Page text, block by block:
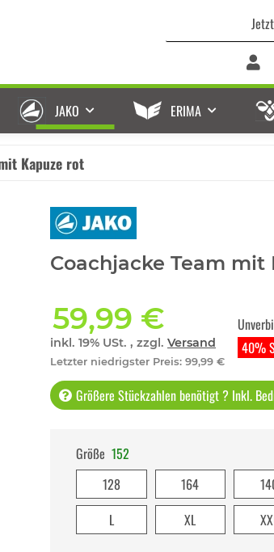
JAKO ERIMA
Kapuze rot
Coachjacke Team mit
59,99 €
inkl. 19% USt. , zzgl. Versand
Letzter niedrigster Preis: 99,99 €
40%
Größere Stückzahlen benötigt ? Inkl.
Größe 152
128
164
L
XL